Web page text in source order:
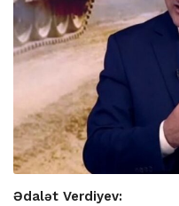
Ədalət Verdiyev: